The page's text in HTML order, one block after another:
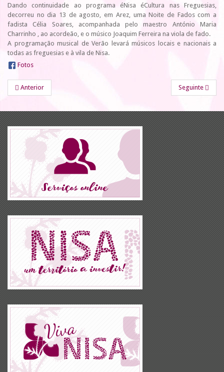
Dando continuidade ao programa éNisa éCultura nas Freguesias,
decorreu no dia 13 de agosto, em Arez, uma Noite de Fados com a
fadista Célia Soares, acompanhada pelo maestro António Maria
Charrinho , ao acordeão, e o músico Joaquim Ferreira na viola de fado.
A programação musical de Verão levará músicos locais e nacionais a
todas as freguesias e à vila de Nisa.
Fotos
Anterior Seguinte